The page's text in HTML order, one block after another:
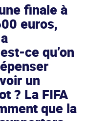
finale à
euros,
ce qu’on
un
? La FIFA
que la